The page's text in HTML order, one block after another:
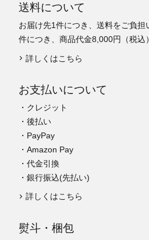
送料について
お届け先1件につき、送料をご負担
件につき、商品代金8,000円（税込
詳しくはこちら
お支払いについて
・クレジット
・後払い
・PayPay
・Amazon Pay
・代金引換
・銀行振込(先払い)
詳しくはこちら
熨斗・梱包